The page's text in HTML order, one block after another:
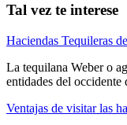
Tal vez te interese
Haciendas Tequileras
La tequilana Weber o
entidades del
Ventajas de visitar las